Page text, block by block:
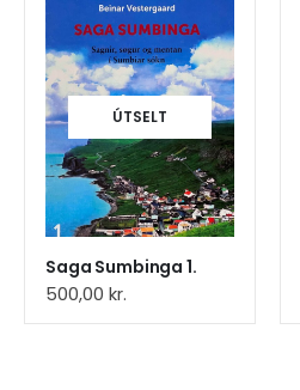
ÚTSELT
Saga Sumbinga 1.
500,00 kr.